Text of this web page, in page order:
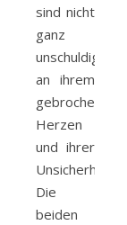
sind nicht
ganz
unschuldig
an ihrem
gebrochenen
Herzen
und ihrer
Unsicherheit.
Die
beiden